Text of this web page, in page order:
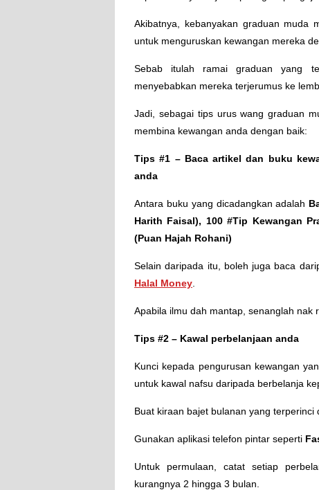
Akibatnya, kebanyakan graduan muda
untuk menguruskan kewangan mereka
Sebab itulah ramai graduan yang
menyebabkan mereka terjerumus ke
Jadi, sebagai tips urus wang graduan
membina kewangan anda dengan baik:
Tips #1 – Baca artikel dan buku
anda
Antara buku yang dicadangkan adalah
Harith Faisal), 100 #Tip Kewangan
(Puan Hajah Rohani)
Selain daripada itu, boleh juga baca
Halal Money
Apabila ilmu dah mantap, senanglah nak
Tips #2 – Kawal perbelanjaan anda
Kunci kepada pengurusan kewangan
untuk kawal nafsu daripada berbelanja
Buat kiraan bajet bulanan yang terperinci
Gunakan aplikasi telefon pintar seperti
Untuk permulaan, catat setiap
kurangnya 2 hingga 3 bulan.